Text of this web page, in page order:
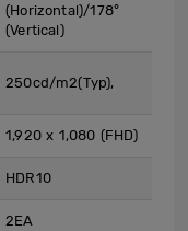
(Horizontal)/178°
(Vertical)
250cd/m2(Typ),
1,920 x 1,080 (FHD)
HDR10
2EA